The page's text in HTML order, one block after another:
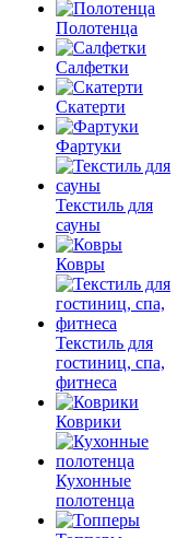
Полотенца
Салфетки
Скатерти
Фартуки
Текстиль для
сауны
Ковры
Текстиль для
гостиниц, спа,
фитнеса
Коврики
Кухонные
полотенца